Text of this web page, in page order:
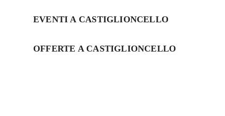
EVENTI A CASTIGLIONCELLO
OFFERTE A CASTIGLIONCELLO